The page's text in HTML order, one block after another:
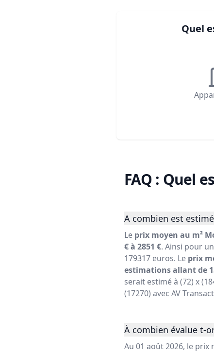
Quel
FAQ : Quel
A combien est
Le prix moyen au m²
€ à 2851 €. Ainsi pour
179317 euros. Le prix
estimations allant de
serait estimé à (72) x
(17270) avec AV
À combien évalue t-
Au 01 août 2026, le prix